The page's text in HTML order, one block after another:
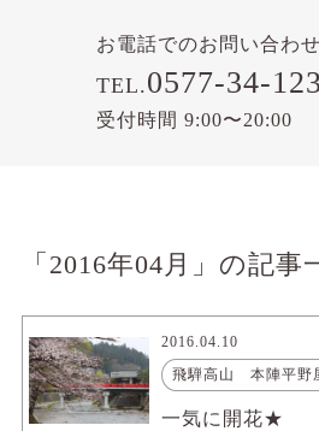
お電話でのお問い合わ
TEL.0577-34-
受付時間 9:00〜20:00
「2016年04月」の記事
2016.04.10
飛騨高山 本陣平野
一気に開花★